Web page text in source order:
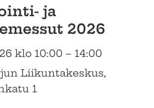
ja
2026
klo 10:00 – 14:00
Liikuntakeskus,
1